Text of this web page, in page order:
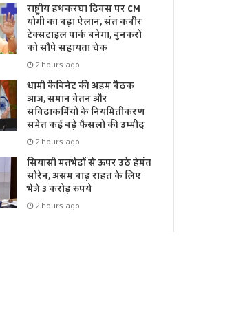
राष्ट्रीय हथकरघा दिवस पर CM
योगी का बड़ा ऐलान, संत कबीर
टेक्सटाइल पार्क बनेगा, बुनकरों
को सौंपे सहायता चेक
2 hours ago
धामी कैबिनेट की अहम बैठक
आज, समान वेतन और
संविदाकर्मियों के नियमितीकरण
समेत कई बड़े फैसलों की उम्मीद
2 hours ago
सियासी मतभेदों से ऊपर उठे हेमंत
सोरेन, असम बाढ़ राहत के लिए
भेजे 3 करोड़ रुपये
2 hours ago